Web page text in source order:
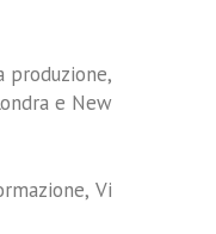
e New
Vi